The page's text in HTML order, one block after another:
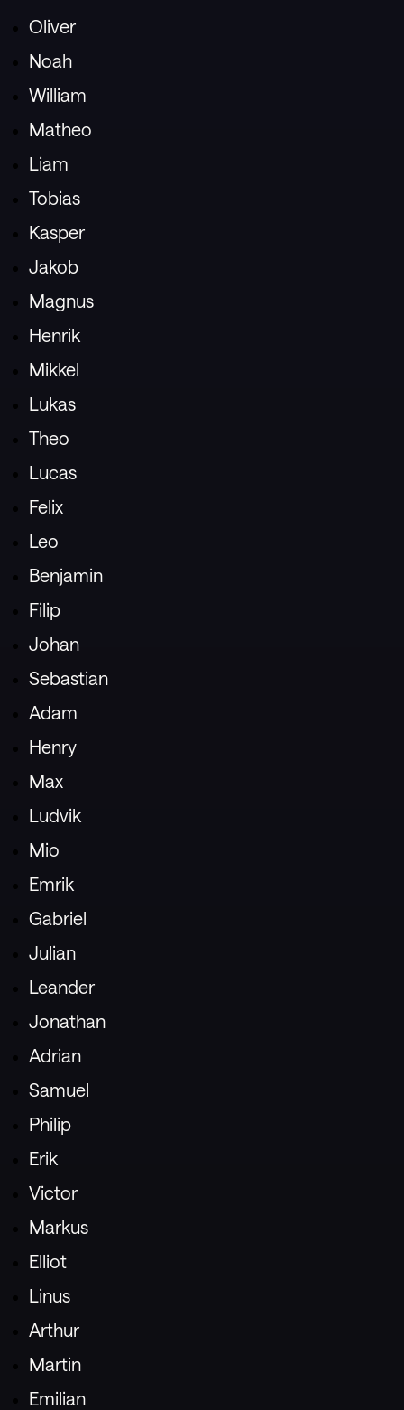
Oliver
Noah
William
Matheo
Liam
Tobias
Kasper
Jakob
Magnus
Henrik
Mikkel
Lukas
Theo
Lucas
Felix
Leo
Benjamin
Filip
Johan
Sebastian
Adam
Henry
Max
Ludvik
Mio
Emrik
Gabriel
Julian
Leander
Jonathan
Adrian
Samuel
Philip
Erik
Victor
Markus
Elliot
Linus
Arthur
Martin
Emilian